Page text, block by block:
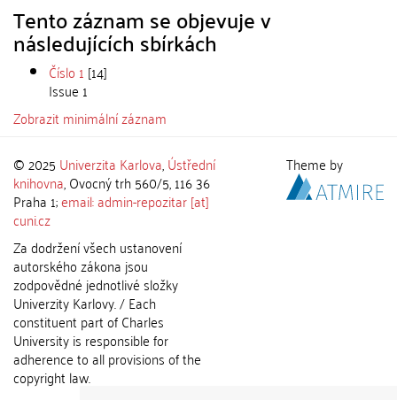
Tento záznam se objevuje v
následujících sbírkách
Číslo 1 [14]
Issue 1
Zobrazit minimální záznam
© 2025 Univerzita Karlova,Ústřední
knihovna, Ovocný trh 560/5, 116 36
Praha 1;email: admin-repozitar [at]
cuni.cz
Za dodržení všech ustanovení
autorského zákona jsou
zodpovědné jednotlivé složky
Univerzity Karlovy. / Each
constituent part of Charles
University is responsible for
adherence to all provisions of the
copyright law.
Theme by